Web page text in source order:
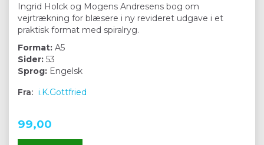
Ingrid Holck og Mogens Andresens bog om
vejrtrækning for blæsere i ny revideret udgave i et
praktisk format med spiralryg.
Format: A5
Sider: 53
Sprog: Engelsk
Fra: i.K.Gottfried
99,00